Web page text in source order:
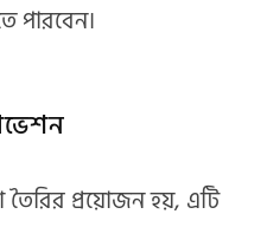
পারবেন।
প্রয়োজন হয়, এটি